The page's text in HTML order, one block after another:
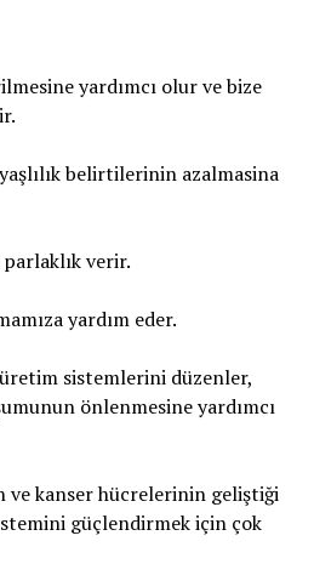
yardımcı olur ve bize
belirtilerinin azalmasina
parlaklık verir.
yardım eder.
sistemlerini düzenler,
önlenmesine yardımcı
ve kanser hücrelerinin geliştiği
güçlendirmek için çok